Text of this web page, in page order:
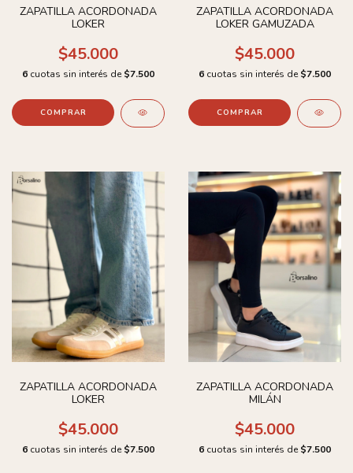
ZAPATILLA ACORDONADA
LOKER
$45.000
6 cuotas sin interés de $7.500
COMPRAR
ZAPATILLA ACORDONADA
LOKER GAMUZADA
$45.000
6 cuotas sin interés de $7.500
COMPRAR
ZAPATILLA ACORDONADA
LOKER
$45.000
6 cuotas sin interés de $7.500
ZAPATILLA ACORDONADA
MILÁN
$45.000
6 cuotas sin interés de $7.500